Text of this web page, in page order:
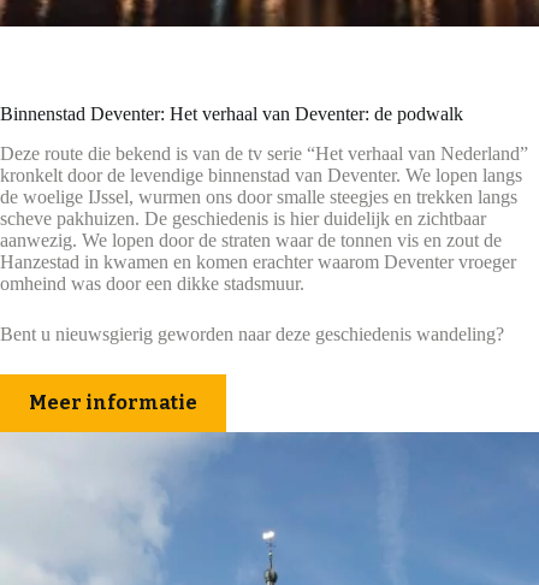
Binnenstad Deventer: Het verhaal van Deventer: de podwalk
Deze route die bekend is van de tv serie “Het verhaal van Nederland”
kronkelt door de levendige binnenstad van Deventer. We lopen langs
de woelige IJssel, wurmen ons door smalle steegjes en trekken langs
scheve pakhuizen. De geschiedenis is hier duidelijk en zichtbaar
aanwezig. We lopen door de straten waar de tonnen vis en zout de
Hanzestad in kwamen en komen erachter waarom Deventer vroeger
omheind was door een dikke stadsmuur.
Bent u nieuwsgierig geworden naar deze geschiedenis wandeling?
Meer informatie